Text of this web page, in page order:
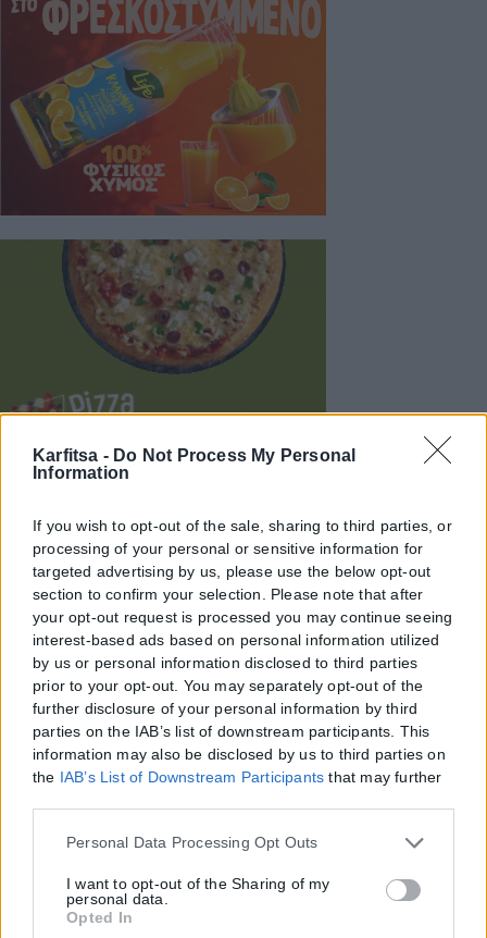
Karfitsa - Do Not Process My Personal
Information
If you wish to opt-out of the sale, sharing to third parties, or
processing of your personal or sensitive information for
targeted advertising by us, please use the below opt-out
section to confirm your selection. Please note that after
your opt-out request is processed you may continue seeing
interest-based ads based on personal information utilized
by us or personal information disclosed to third parties
prior to your opt-out. You may separately opt-out of the
further disclosure of your personal information by third
parties on the IAB’s list of downstream participants. This
information may also be disclosed by us to third parties on
the IAB’s List of Downstream Participants that may further
Please note that this website/app uses one or more Google
but not limited to your visit or usage behaviour. You may
click to grant or deny consent to Google and its third-party
tags to use your data for below specified purposes in below
Personal Data Processing Opt Outs
I want to opt-out of the Sharing of my
personal data.
Opted In